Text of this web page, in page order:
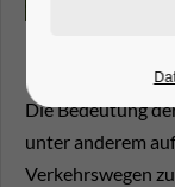
Die Bedeutung
unter anderem
Verkehrswegen